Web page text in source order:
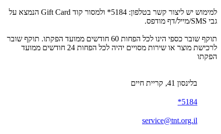
למימוש יש ליצור קשר בטלפון: 5184*
ולמסור קוד Gift Card הנמצא על
גבי SMS/מייל/דף מודפס.
תוקף שובר כספי הינו לכל הפחות 60 חודשים ממועד הפקתו. תוקף שובר
לרכישת מוצר או שירות מסויים יהיה לכל הפחות 24 חודשים ממועד
הפקתו
בלינסון 41, קריית חיים
5184*
service@tnt.org.il